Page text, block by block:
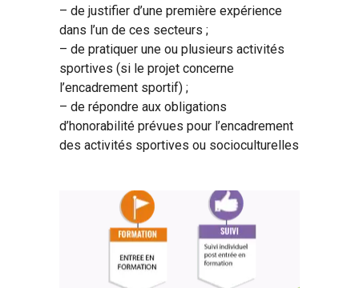
– de justifier d’une première expérience
dans l’un de ces secteurs ;
– de pratiquer une ou plusieurs activités
sportives (si le projet concerne
l’encadrement sportif) ;
– de répondre aux obligations
d’honorabilité prévues pour l’encadrement
des activités sportives ou socioculturelles